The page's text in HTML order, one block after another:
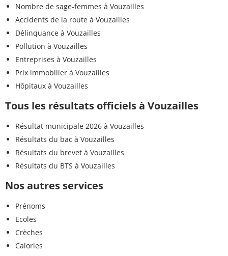
Nombre de sage-femmes à Vouzailles
Accidents de la route à Vouzailles
Délinquance à Vouzailles
Pollution à Vouzailles
Entreprises à Vouzailles
Prix immobilier à Vouzailles
Hôpitaux à Vouzailles
Tous les résultats officiels à Vouzailles
Résultat municipale 2026 à Vouzailles
Résultats du bac à Vouzailles
Résultats du brevet à Vouzailles
Résultats du BTS à Vouzailles
Nos autres services
Prénoms
Ecoles
Crèches
Calories